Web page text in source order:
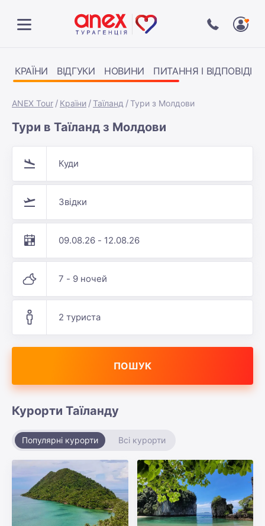
КРАЇНИ ВІДГУКИ НОВИНИ ПИТАННЯ І ВІДПОВІДІ
ANEX Tour Країни Таїланд Тури з Молдови
Тури в Таїланд з Молдови
Куди
Звідки
09.08.26 - 12.08.26
7 - 9 ночей
2 туриста
ПОШУК
Курорти Таїланду
Популярні курорти Всі курорти